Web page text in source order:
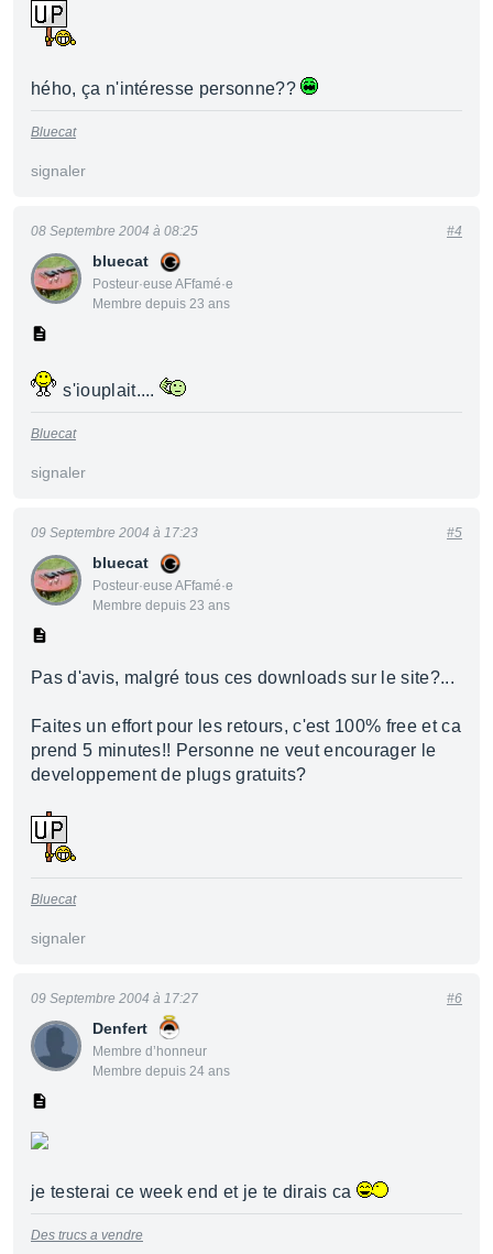
hého, ça n'intéresse personne??
Bluecat
signaler
bluecat
Posteur·euse AFfamé·e
Membre depuis 23 ans
08 Septembre 2004 à 08:25 #4
s'iouplait....
Bluecat
signaler
bluecat
Posteur·euse AFfamé·e
Membre depuis 23 ans
09 Septembre 2004 à 17:23 #5
Pas d'avis, malgré tous ces downloads sur le site?...
Faites un effort pour les retours, c'est 100% free et ca
prend 5 minutes!! Personne ne veut encourager le
developpement de plugs gratuits?
Bluecat
signaler
Denfert
Membre d’honneur
Membre depuis 24 ans
09 Septembre 2004 à 17:27 #6
je testerai ce week end et je te dirais ca
Des trucs a vendre